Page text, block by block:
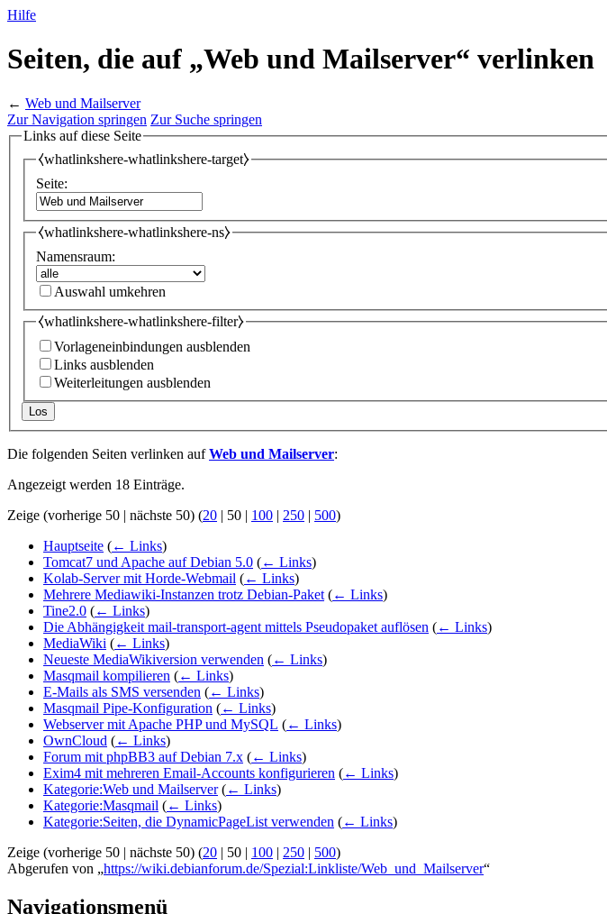
Hilfe
Seiten, die auf „Web und Mailserver“ verlinken
← Web und Mailserver
Zur Navigation springen Zur Suche springen
Links auf diese Seite
⧼whatlinkshere-whatlinkshere-target⧽
Seite:
⧼whatlinkshere-whatlinkshere-ns⧽
Namensraum:
Auswahl umkehren
⧼whatlinkshere-whatlinkshere-filter⧽
Vorlageneinbindungen ausblenden
Links ausblenden
Weiterleitungen ausblenden
Los
Die folgenden Seiten verlinken aufWeb und Mailserver:
Angezeigt werden 18 Einträge.
Zeige (vorherige 50 | nächste 50) (20 | 50 | 100 | 250 | 500)
Hauptseite (← Links)
Tomcat7 und Apache auf Debian 5.0 (← Links)
Kolab-Server mit Horde-Webmail (← Links)
Mehrere Mediawiki-Instanzen trotz Debian-Paket (← Links)
Tine2.0 (← Links)
Die Abhängigkeit mail-transport-agent mittels Pseudopaket auflösen (← Links)
MediaWiki (← Links)
Neueste MediaWikiversion verwenden (← Links)
Masqmail kompilieren (← Links)
E-Mails als SMS versenden (← Links)
Masqmail Pipe-Konfiguration (← Links)
Webserver mit Apache PHP und MySQL (← Links)
OwnCloud (← Links)
Forum mit phpBB3 auf Debian 7.x (← Links)
Exim4 mit mehreren Email-Accounts konfigurieren (← Links)
Kategorie:Web und Mailserver (← Links)
Kategorie:Masqmail (← Links)
Kategorie:Seiten, die DynamicPageList verwenden (← Links)
Zeige (vorherige 50 | nächste 50) (20 | 50 | 100 | 250 | 500)
Abgerufen von „https://wiki.debianforum.de/Spezial:Linkliste/Web_und_Mailserver“
Navigationsmenü